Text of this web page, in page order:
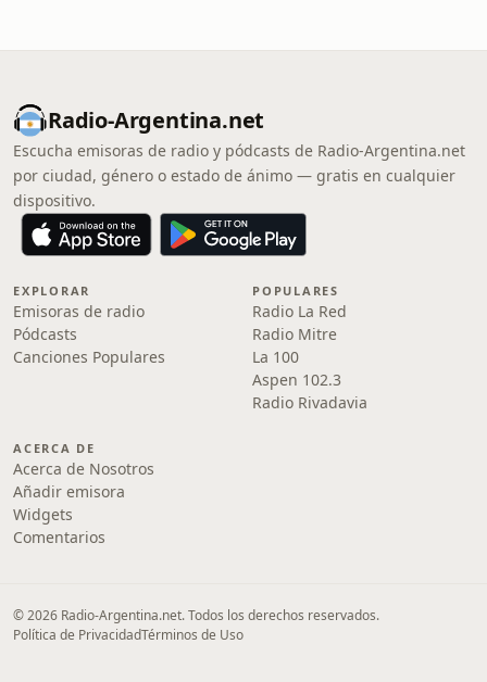
Radio-Argentina.net
Escucha emisoras de radio y pódcasts de Radio-Argentina.net
por ciudad, género o estado de ánimo — gratis en cualquier
dispositivo.
EXPLORAR
Emisoras de radio
Pódcasts
Canciones Populares
POPULARES
Radio La Red
Radio Mitre
La 100
Aspen 102.3
Radio Rivadavia
ACERCA DE
Acerca de Nosotros
Añadir emisora
Widgets
Comentarios
© 2026 Radio-Argentina.net. Todos los derechos reservados.
Política de PrivacidadTérminos de Uso